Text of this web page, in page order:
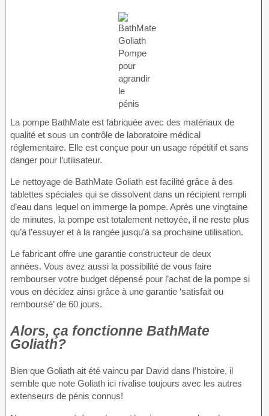
La pompe BathMate est fabriquée avec des matériaux de
qualité et sous un contrôle de laboratoire médical
réglementaire. Elle est conçue pour un usage répétitif et sans
danger pour l’utilisateur.
Le nettoyage de BathMate Goliath est facilité grâce à des
tablettes spéciales qui se dissolvent dans un récipient rempli
d’eau dans lequel on immerge la pompe. Après une vingtaine
de minutes, la pompe est totalement nettoyée, il ne reste plus
qu’à l’essuyer et à la rangée jusqu’à sa prochaine utilisation.
Le fabricant offre une garantie constructeur de deux
années. Vous avez aussi la possibilité de vous faire
rembourser votre budget dépensé pour l’achat de la pompe si
vous en décidez ainsi grâce à une garantie ‘satisfait ou
remboursé’ de 60 jours.
Alors, ça fonctionne BathMate
Goliath?
Bien que Goliath ait été vaincu par David dans l’histoire, il
semble que note Goliath ici rivalise toujours avec les autres
extenseurs de pénis connus!